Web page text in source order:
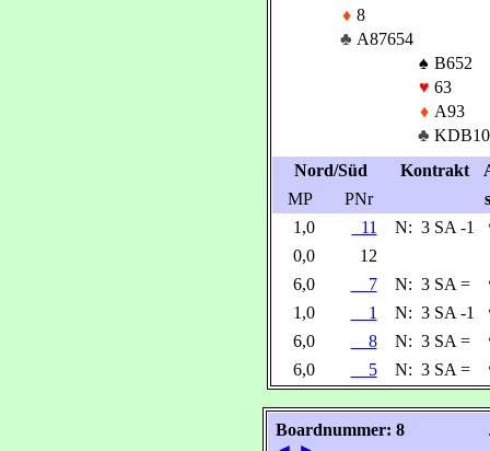
♦ 8
♣ A87654
♠ B652
♥ 63
♦ A93
♣ KDB10
Nord/Süd
Kontrakt
MP
PNr
1,0
11 N: 3 SA -1
0,0
12
6,0
7 N: 3 SA =
1,0
1 N: 3 SA -1
6,0
8 N: 3 SA =
6,0
5 N: 3 SA =
Boardnummer: 8